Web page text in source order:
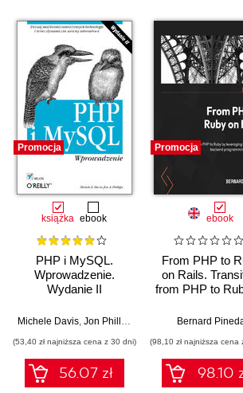
Promocja
książka ebook
PHP i MySQL.
Wprowadzenie.
Wydanie II
Michele Davis, Jon Phillips
(53,40 zł najniższa cena z 30 dni)
56.07 zł
Promocja
ebook
From PHP to
on Rails.
from PHP to
existing
knowledge
Bernard
(98,10 zł najniższa cena
98.10